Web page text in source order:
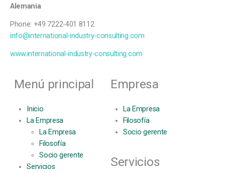
Alemania
Phone: +49 7222-401 8112
info@international-industry-consulting.com
www.international-industry-consulting.com
Menú principal
Inicio
La Empresa
La Empresa
Filosofía
Socio gerente
Servicios
Empresa
La Empresa
Filosofía
Socio gerente
Servicios